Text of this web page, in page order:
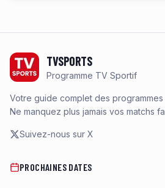
TVSPORTS
Programme TV Sportif
Votre guide complet des
Ne manquez plus jamais vos matchs
Suivez-nous sur X
PROCHAINES DATES